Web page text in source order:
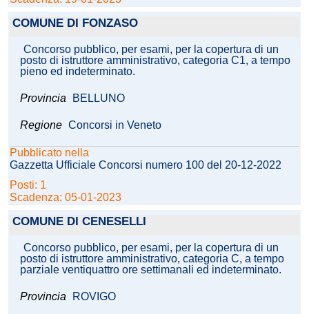
COMUNE DI FONZASO
Concorso pubblico, per esami, per la copertura di un
posto di istruttore amministrativo, categoria C1, a tempo
pieno ed indeterminato.
Provincia BELLUNO
Regione Concorsi in Veneto
Pubblicato nella
Gazzetta Ufficiale Concorsi numero 100 del 20-12-2022
Posti: 1
Scadenza: 05-01-2023
COMUNE DI CENESELLI
Concorso pubblico, per esami, per la copertura di un
posto di istruttore amministrativo, categoria C, a tempo
parziale ventiquattro ore settimanali ed indeterminato.
Provincia ROVIGO